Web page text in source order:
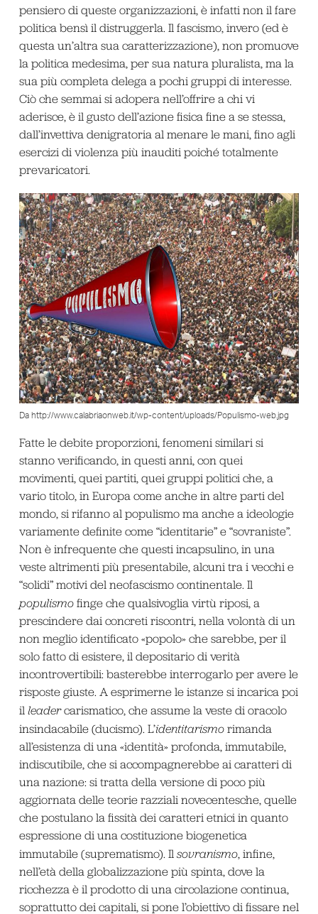
pensiero di queste organizzazioni, è infatti non il fare
politica bensì il distruggerla. Il fascismo, invero (ed è
questa un’altra sua caratterizzazione), non promuove
la politica medesima, per sua natura pluralista, ma la
sua più completa delega a pochi gruppi di interesse.
Ciò che semmai si adopera nell’offrire a chi vi
aderisce, è il gusto dell’azione fisica fine a se stessa,
dall’invettiva denigratoria al menare le mani, fino agli
esercizi di violenza più inauditi poiché totalmente
prevaricatori.
Da http://www.calabriaonweb.it/wp-content/uploads/Populismo-web.jpg
Fatte le debite proporzioni, fenomeni similari si
stanno verificando, in questi anni, con quei
movimenti, quei partiti, quei gruppi politici che, a
vario titolo, in Europa come anche in altre parti del
mondo, si rifanno al populismo ma anche a ideologie
variamente definite come “identitarie” e “sovraniste”.
Non è infrequente che questi incapsulino, in una
veste altrimenti più presentabile, alcuni tra i vecchi e
“solidi” motivi del neofascismo continentale. Il
populismofinge che qualsivoglia virtù riposi, a
prescindere dai concreti riscontri, nella volontà di un
non meglio identificato «popolo» che sarebbe, per il
solo fatto di esistere, il depositario di verità
incontrovertibili: basterebbe interrogarlo per avere le
risposte giuste. A esprimerne le istanze si incarica poi
il leadercarismatico, che assume la veste di oracolo
insindacabile (ducismo). L’identitarismorimanda
all’esistenza di una «identità» profonda, immutabile,
indiscutibile, che si accompagnerebbe ai caratteri di
una nazione: si tratta della versione di poco più
aggiornata delle teorie razziali novecentesche, quelle
che postulano la fissità dei caratteri etnici in quanto
espressione di una costituzione biogenetica
immutabile (suprematismo). Il sovranismo, infine,
nell’età della globalizzazione più spinta, dove la
ricchezza è il prodotto di una circolazione continua,
soprattutto dei capitali, si pone l’obiettivo di fissare nel